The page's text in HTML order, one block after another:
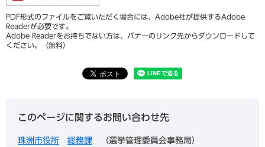
PDF形式のファイルをご覧いただく場合には、Adobe社が提供するAdobe
Readerが必要です。
Adobe Readerをお持ちでない方は、バナーのリンク先からダウンロードして
ください。（無料）
このページに関するお問い合わせ先
珠洲市役所 総務課
選挙管理委員会事務局